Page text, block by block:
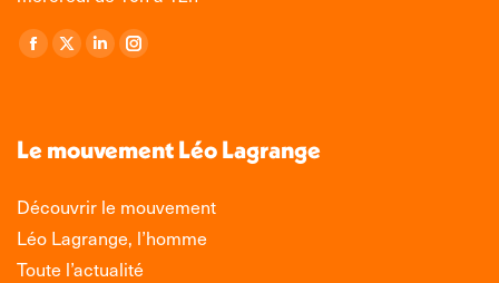
Retrouvez-nous sur :
La
s'ouvre
une
nouvelle
fenêtre
La
s'ouvre
une
fenêtre
La
s'ouvre
une
nouvelle
fenêtre
La
s'ouvre
une
nouvelle
fenêtre
Le mouvement Léo Lagrange
Découvrir le mouvement
Léo Lagrange, l’homme
Toute l’actualité